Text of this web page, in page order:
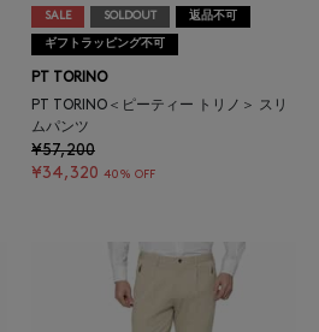
SALE SOLDOUT 返品不可
ギフトラッピング不可
PT TORINO
PT TORINO＜ピーティー トリノ＞ スリ
ムパンツ
¥57,200
¥34,320 40% OFF